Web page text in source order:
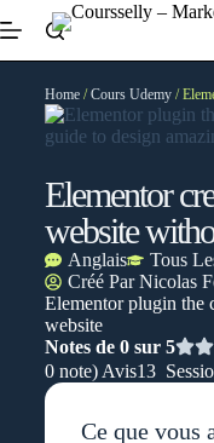
Home/Cours Udemy/
Elementor
website
Anglais
Tous
Créé ParNicolas
Elementor plugin the
website
Notes de 0 sur 5
0 note) Avis13
Ce que vous